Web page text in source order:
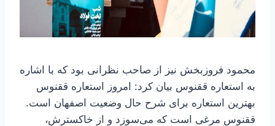
محمود فروزبخش نیز از صاحب نظرانی بود که با اشاره
به استعاره ققنوس بیان کرد: امروز استعاره ققنوس
بهترین استعاره برای شرح حال وضعیت اصفهان است.
ققنوس مرغی است که می‌سوزد و از خاکسترش،